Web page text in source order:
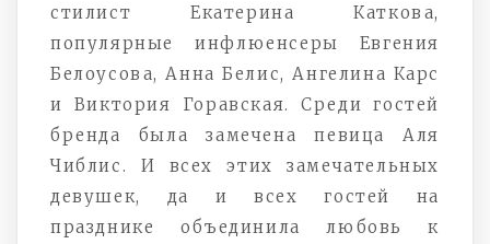
стилист Екатерина Каткова,
популярные инфлюенсеры Евгения
Белоусова, Анна Белис, Ангелина Карс
и Виктория Горавская. Среди гостей
бренда была замечена певица Аля
Чиблис. И всех этих замечательных
девушек, да и всех гостей на
празднике объединила любовь к